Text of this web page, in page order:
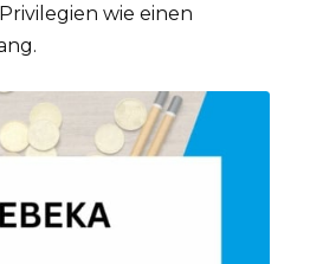
wie einen